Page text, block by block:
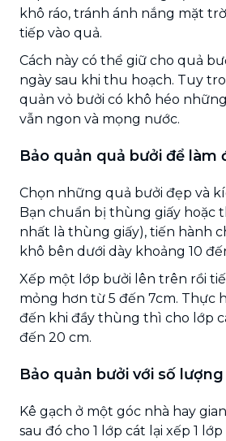
khô ráo, tránh ánh nắng mặt
tiếp vào quả.
Cách này có thể giữ cho quả
ngày sau khi thu hoạch. Tuy
quản vỏ bưởi có khô héo
vẫn ngon và mọng nước.
Bảo quản quả bưởi để làm
Chọn những quả bưởi đẹp và
Bạn chuẩn bị thùng giấy hoặc
nhất là thùng giấy), tiến hành
khô bên dưới dày khoảng 10
Xếp một lớp bưởi lên trên rồi
mỏng hơn từ 5 đến 7cm. Thực
đến khi đầy thùng thì cho lớp
đến 20 cm.
Bảo quản bưởi với số
Kê gạch ở một góc nhà hay
sau đó cho 1 lớp cát lại xếp 1